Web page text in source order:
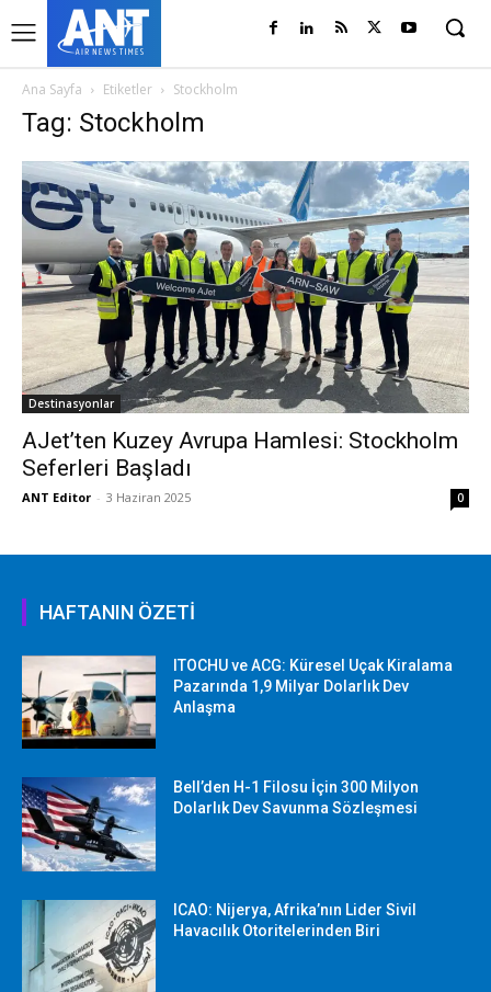
Ana Sayfa Etiketler Stockholm
Tag: Stockholm
Destinasyonlar
AJet’ten Kuzey Avrupa Hamlesi: Stockholm
Seferleri Başladı
ANT Editor - 3 Haziran 2025 0
HAFTANIN ÖZETİ
ITOCHU ve ACG: Küresel Uçak Kiralama
Pazarında 1,9 Milyar Dolarlık Dev
Anlaşma
Bell’den H-1 Filosu İçin 300 Milyon
Dolarlık Dev Savunma Sözleşmesi
ICAO: Nijerya, Afrika’nın Lider Sivil
Havacılık Otoritelerinden Biri